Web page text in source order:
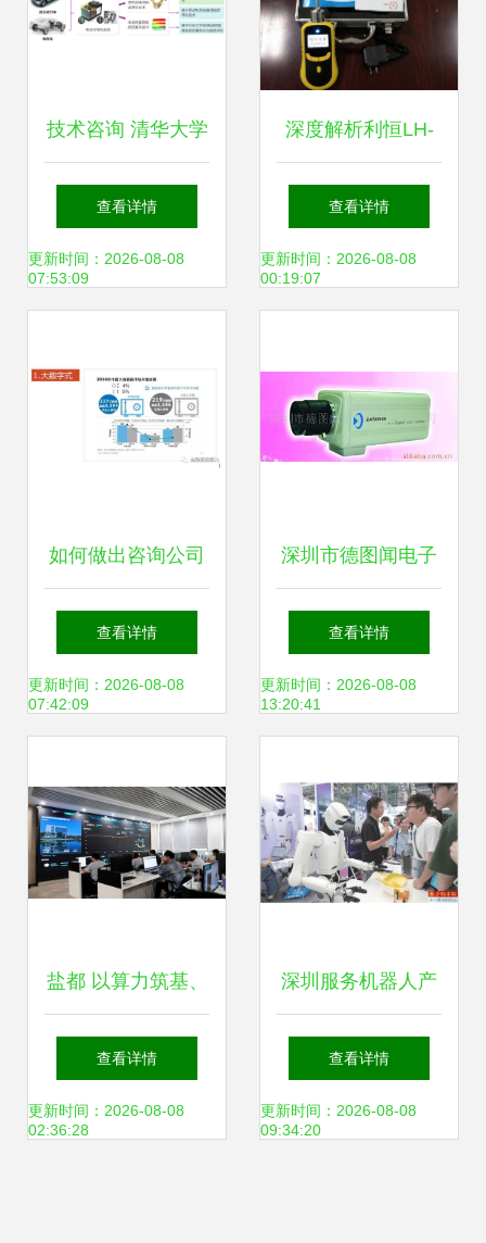
技术咨询 清华大学
苏州汽车研究院的
中国创新引擎
查看详情
更新时间：2026-08-08
07:53:09
深度解析利恒LH-
2000-CO2泵吸式
二氧化碳检测仪的
略
查看详情
更新时间：2026-08-08
00:19:07
如何做出咨询公司
风格的数据图表？
一文教会你高端
福利！技术咨询
查看详情
更新时间：2026-08-08
07:42:09
深圳市德图闻电子
科技监控摄像机产
品概览与技术咨询
查看详情
更新时间：2026-08-08
13:20:41
盐都 以算力筑基、
创新为翼，培育新
质生产力的实践与
查看详情
更新时间：2026-08-08
02:36:28
深圳服务机器人产
量占全国近半，技
术创新引领行业升
查看详情
更新时间：2026-08-08
09:34:20